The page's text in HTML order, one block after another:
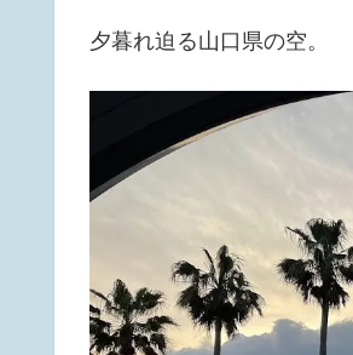
夕暮れ迫る山口県の空。